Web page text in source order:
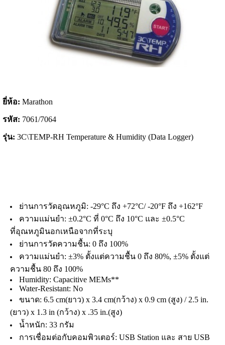
ยี่ห้อ: Marathon
รหัส: 7061/7064
รุ่น: 3C\TEMP-RH Temperature & Humidity (Data Logger)
ย่านการวัดอุณหภูมิ: -29°C ถึง +72°C/ -20°F ถึง +162°F
ความแม่นยำ: ±0.2°C ที่ 0°C ถึง 10°C และ ±0.5°C
ที่อุณหภูมินอกเหนือจากที่ระบุ
ย่านการวัดความชื้น: 0 ถึง 100%
ความแม่นยำ: ±3% ตั้งแต่ความชื้น 0 ถึง 80%, ±5% ตั้งแต่
ความชื้น 80 ถึง 100%
Humidity: Capacitive MEMs**
Water-Resistant: No
ขนาด: 6.5 cm(ยาว) x 3.4 cm(กว้าง) x 0.9 cm (สูง) / 2.5 in.
(ยาว) x 1.3 in (กว้าง) x .35 in.(สูง)
น้ำหนัก: 33 กรัม
การเชื่อมต่อกับคอมพิวเตอร์: USB Station และ สาย USB